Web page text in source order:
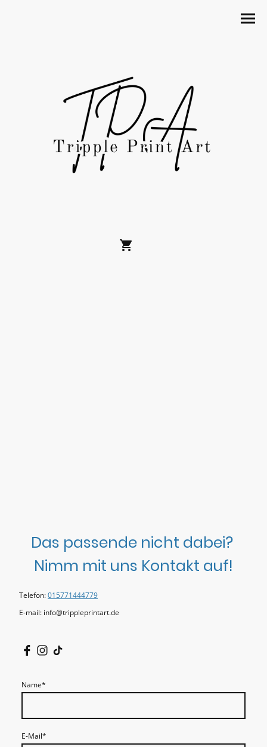
Das passende nicht dabei?
Nimm mit uns Kontakt auf!
Telefon:015771444779
E-mail: info@trippleprintart.de
Name*
E-Mail*